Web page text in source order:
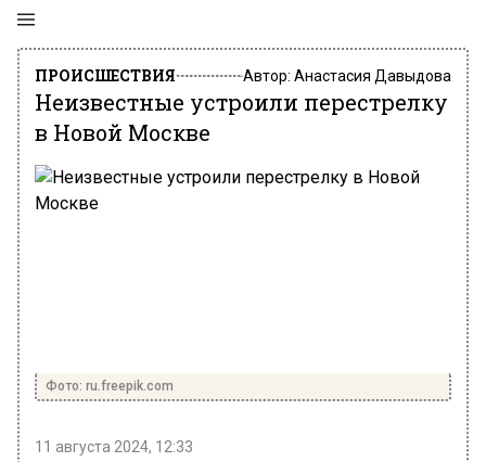
ПРОИСШЕСТВИЯ Автор: Анастасия Давыдова
Неизвестные устроили перестрелку
в Новой Москве
Фото: ru.freepik.com
11 августа 2024, 12:33